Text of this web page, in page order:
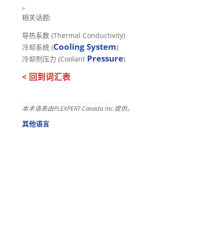
。
相关话题:
导热系数 (Thermal Conductivity)
冷却系统 (Cooling System)
冷却剂压力 (Coolant Pressure)
< 回到词汇表
本术语表由PLEXPERT Canada Inc.提供。
其他语言